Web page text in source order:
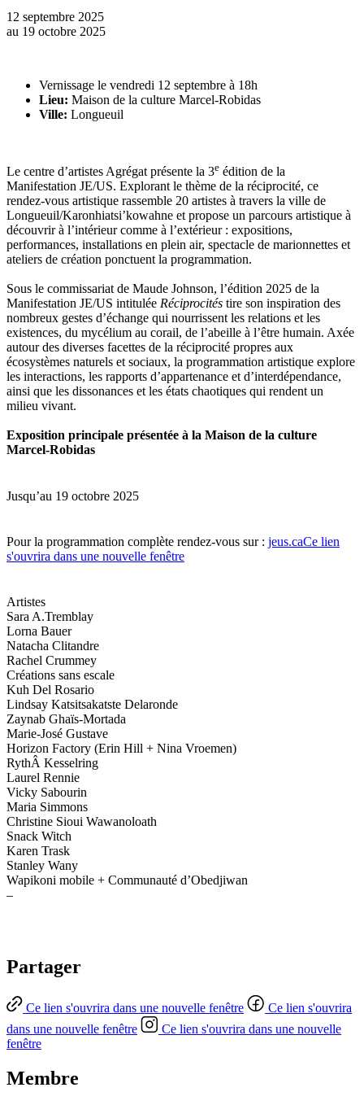
12 septembre 2025
au 19 octobre 2025
Vernissage le vendredi 12 septembre à 18h
Lieu: Maison de la culture Marcel-Robidas
Ville: Longueuil
Le centre d’artistes Agrégat présente la 3e édition de la
Manifestation JE/US. Explorant le thème de la réciprocité, ce
rendez-vous artistique rassemble 20 artistes à travers la ville de
Longueuil/Karonhiatsi’kowahne et propose un parcours artistique à
découvrir à l’intérieur comme à l’extérieur : expositions,
performances, installations en plein air, spectacle de marionnettes et
ateliers de création ponctuent la programmation.
Sous le commissariat de Maude Johnson, l’édition 2025 de la
Manifestation JE/US intitulée Réciprocités tire son inspiration des
nombreux gestes d’échange qui nourrissent les relations et les
existences, du mycélium au corail, de l’abeille à l’être humain. Axée
autour des diverses facettes de la réciprocité propres aux
écosystèmes naturels et sociaux, la programmation artistique explore
les interactions, les rapports d’appartenance et d’interdépendance,
ainsi que les dissonances et les états chaotiques qui rendent un
milieu vivant.
Exposition principale présentée à la Maison de la culture
Marcel-Robidas
Jusqu’au 19 octobre 2025
Pour la programmation complète rendez-vous sur : jeus.caCe lien
s'ouvrira dans une nouvelle fenêtre
Artistes
Sara A.Tremblay
Lorna Bauer
Natacha Clitandre
Rachel Crummey
Créations sans escale
Kuh Del Rosario
Lindsay Katsitsakatste Delaronde
Zaynab Ghaïs-Mortada
Marie-José Gustave
Horizon Factory (Erin Hill + Nina Vroemen)
RythÂ Kesselring
Laurel Rennie
Vicky Sabourin
Maria Simmons
Christine Sioui Wawanoloath
Snack Witch
Karen Trask
Stanley Wany
Wapikoni mobile + Communauté d’Obedjiwan
–
Partager
Ce lien s'ouvrira dans une nouvelle fenêtre
Ce lien s'ouvrira
dans une nouvelle fenêtre
Ce lien s'ouvrira dans une nouvelle
fenêtre
Membre